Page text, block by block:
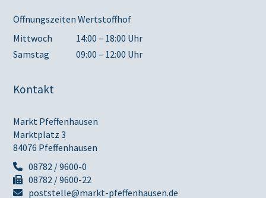
Öffnungszeiten Wertstoffhof
Mittwoch
14:00 – 18:00 Uhr
Samstag
09:00 – 12:00 Uhr
Kontakt
Markt Pfeffenhausen
Marktplatz 3
84076 Pfeffenhausen
08782 / 9600-0
08782 / 9600-22
poststelle@markt-pfeffenhausen.de